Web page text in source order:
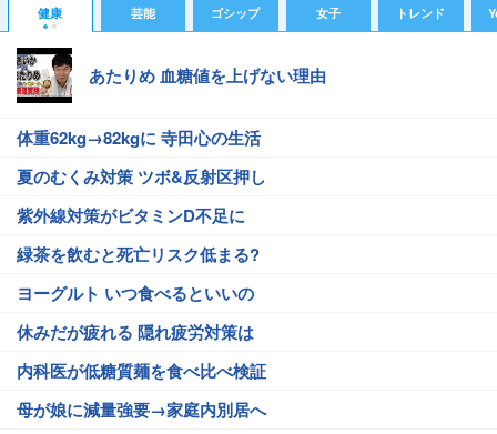
健康 芸能 ゴシップ 女子 トレンド
あたりめ 血糖値を上げない理由
体重62kg→82kgに 寺田心の生活
夏のむくみ対策 ツボ&反射区押し
紫外線対策がビタミンD不足に
緑茶を飲むと死亡リスク低まる?
ヨーグルト いつ食べるといいの
休みだが疲れる 隠れ疲労対策は
内科医が低糖質麺を食べ比べ検証
母が娘に減量強要→家庭内別居へ